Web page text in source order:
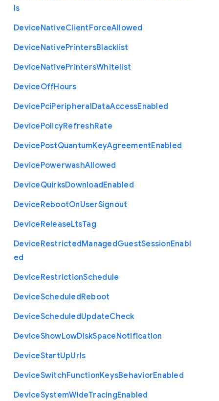
ls
DeviceNativeClientForceAllowed
DeviceNativePrintersBlacklist
DeviceNativePrintersWhitelist
DeviceOffHours
DevicePciPeripheralDataAccessEnabled
DevicePolicyRefreshRate
DevicePostQuantumKeyAgreementEnabled
DevicePowerwashAllowed
DeviceQuirksDownloadEnabled
DeviceRebootOnUserSignout
DeviceReleaseLtsTag
DeviceRestrictedManagedGuestSessionEnabl
ed
DeviceRestrictionSchedule
DeviceScheduledReboot
DeviceScheduledUpdateCheck
DeviceShowLowDiskSpaceNotification
DeviceStartUpUrls
DeviceSwitchFunctionKeysBehaviorEnabled
DeviceSystemWideTracingEnabled